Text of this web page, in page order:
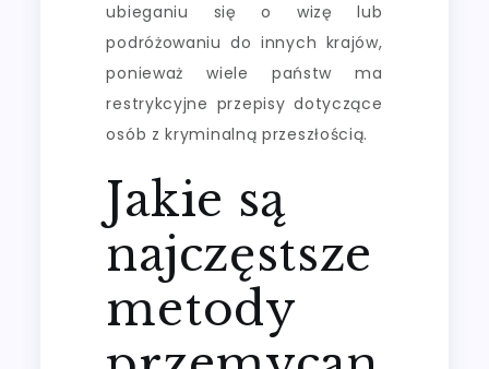
ubieganiu się o wizę lub
podróżowaniu do innych krajów,
ponieważ wiele państw ma
restrykcyjne przepisy dotyczące
osób z kryminalną przeszłością.
Jakie są
najczęstsze
metody